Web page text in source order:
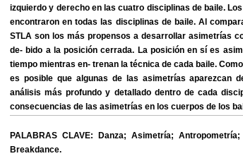
izquierdo y derecho en las cuatro disciplinas de baile.
encontraron en todas las disciplinas de baile. Al
STLA son los más propensos a desarrollar asimetrías
de- bido a la posición cerrada. La posición en sí es
tiempo mientras en- trenan la técnica de cada baile.
es posible que algunas de las asimetrías aparezcan
análisis más profundo y detallado dentro de cada
consecuencias de las asimetrías en los cuerpos de los
PALABRAS CLAVE: Danza; Asimetría;
Breakdance.